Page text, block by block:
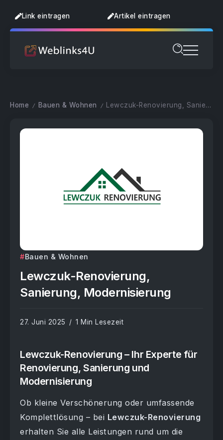
Link eintragen Artikel eintragen
Home / Bauen & Wohnen / Lewczuk-Renovierung, Sanierung, Modernisierung
Bauen & Wohnen
Lewczuk-Renovierung,
Sanierung, Modernisierung
27. Juni 2025 1 Min Lesezeit
Lewczuk-Renovierung – Ihr Experte für
Renovierung, Sanierung und
Modernisierung
Ob kleine Verschönerung oder umfassende
Komplettlösung – bei Lewczuk-Renovierung
erhalten Sie alle Leistungen rund um die